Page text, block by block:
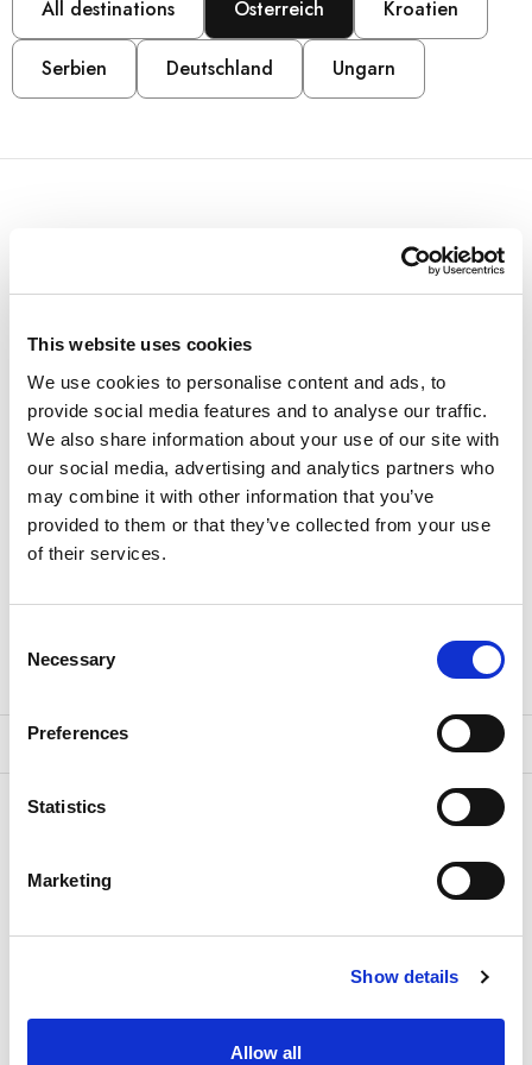
This website uses cookies
We use cookies to personalise content and ads, to
provide social media features and to analyse our traffic.
We also share information about your use of our site with
our social media, advertising and analytics partners who
may combine it with other information that you’ve
provided to them or that they’ve collected from your use
of their services.
Selection
Necessary
Preferences
Statistics
Marketing
Show details
Allow all
All destinations Österreich Kroatien
Serbien Deutschland Ungarn
Arena Franz Ferdinand
Nassfeld
Direkt neben der Talstation desMillennium Express
bietet die Arena Franz Ferdinand Nassfeldeinen
einzigartigen Rückzugsort für Besprechungen und
Veranstaltungen, der perfekt für aktives Teambuilding
und Incentives geeignet ist.
Read more +
Abonnieren Sie jetzt unseren Newsletter!